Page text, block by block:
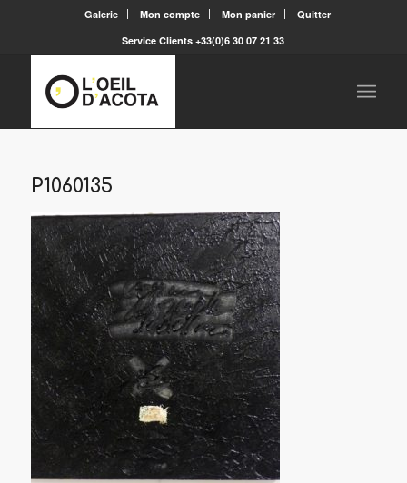
Galerie Mon compte Mon panier
Quitter
Service Clients +33(0)6 30 07 21 33
P1060135